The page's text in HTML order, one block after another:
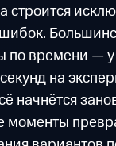
строится
по времени — у
на
начнётся
моменты